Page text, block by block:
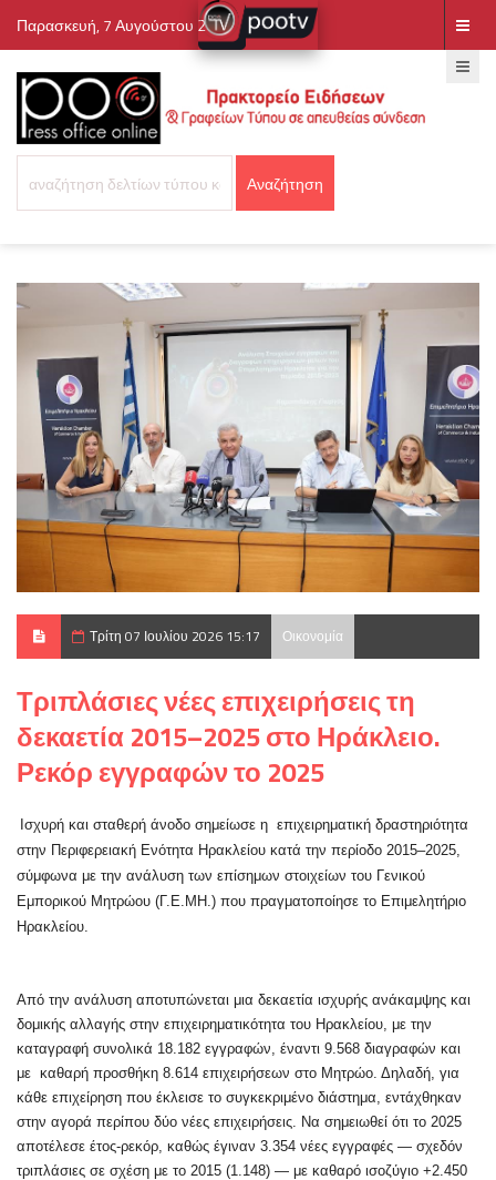
Παρασκευή, 7 Αυγούστου 2026
Τρίτη 07 Ιουλίου 2026 15:17 Οικονομία
Τριπλάσιες νέες επιχειρήσεις τη
δεκαετία 2015–2025 στο Ηράκλειο.
Ρεκόρ εγγραφών το 2025
Ισχυρή και σταθερή άνοδο σημείωσε η επιχειρηματική δραστηριότητα
στην Περιφερειακή Ενότητα Ηρακλείου κατά την περίοδο 2015–2025,
σύμφωνα με την ανάλυση των επίσημων στοιχείων του Γενικού
Εμπορικού Μητρώου (Γ.Ε.ΜΗ.) που πραγματοποίησε το Επιμελητήριο
Ηρακλείου.
Από την ανάλυση αποτυπώνεται μια δεκαετία ισχυρής ανάκαμψης και
δομικής αλλαγής στην επιχειρηματικότητα του Ηρακλείου, με την
καταγραφή συνολικά 18.182 εγγραφών, έναντι 9.568 διαγραφών και
με καθαρή προσθήκη 8.614 επιχειρήσεων στο Μητρώο. Δηλαδή, για
κάθε επιχείρηση που έκλεισε το συγκεκριμένο διάστημα, εντάχθηκαν
στην αγορά περίπου δύο νέες επιχειρήσεις. Να σημειωθεί ότι το 2025
αποτέλεσε έτος-ρεκόρ, καθώς έγιναν 3.354 νέες εγγραφές — σχεδόν
τριπλάσιες σε σχέση με το 2015 (1.148) — με καθαρό ισοζύγιο +2.450